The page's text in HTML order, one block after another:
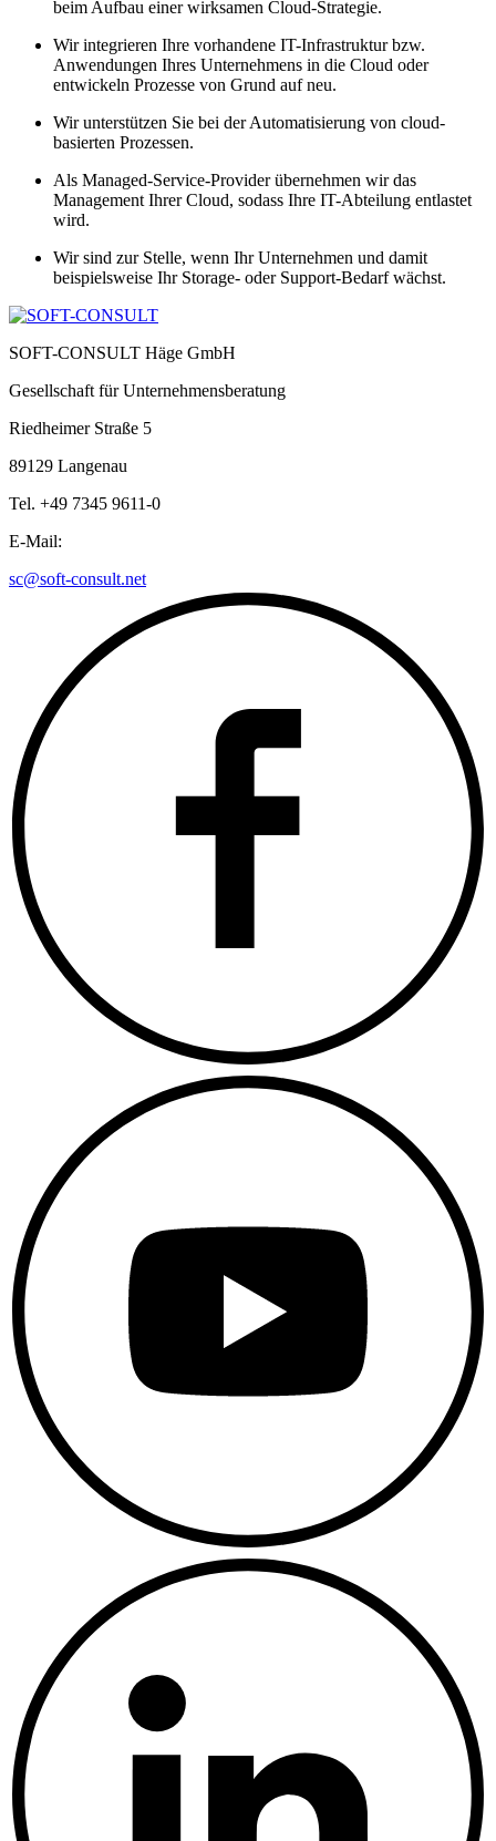
beim Aufbau einer wirksamen Cloud-Strategie.
Wir integrieren Ihre vorhandene IT-Infrastruktur bzw.
Anwendungen Ihres Unternehmens in die Cloud oder
entwickeln Prozesse von Grund auf neu.
Wir unterstützen Sie bei der Automatisierung von cloud-
basierten Prozessen.
Als Managed-Service-Provider übernehmen wir das
Management Ihrer Cloud, sodass Ihre IT-Abteilung entlastet
wird.
Wir sind zur Stelle, wenn Ihr Unternehmen und damit
beispielsweise Ihr Storage- oder Support-Bedarf wächst.
SOFT-CONSULT Häge GmbH
Gesellschaft für Unternehmensberatung
Riedheimer Straße 5
89129 Langenau
Tel. +49 7345 9611-0
E-Mail:
sc@soft-consult.net